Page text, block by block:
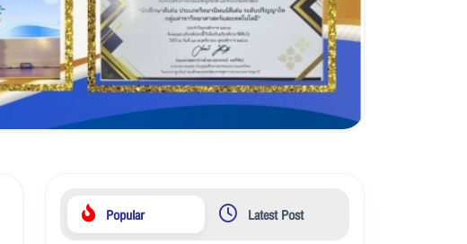
Popular Latest Post